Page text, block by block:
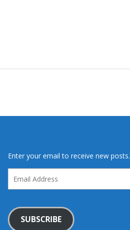
Enter your email to receive new posts.
Address
SUBSCRIBE